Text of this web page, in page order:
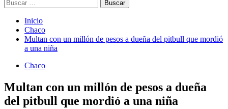
Inicio
Chaco
Multan con un millón de pesos a dueña del pitbull que mordió
a una niña
Chaco
Multan con un millón de pesos a dueña
del pitbull que mordió a una niña